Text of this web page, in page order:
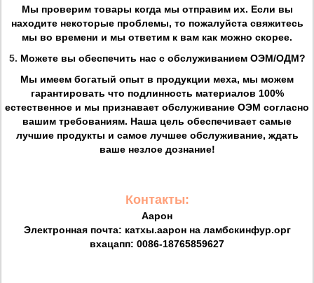
Мы проверим товары когда мы отправим их. Если вы
находите некоторые проблемы, то пожалуйста свяжитесь
мы во времени и мы ответим к вам как можно скорее.
5. Можете вы обеспечить нас с обслуживанием ОЭМ/ОДМ?
Мы имеем богатый опыт в продукции меха, мы можем
гарантировать что подлинность материалов 100%
естественное и мы признавает обслуживание ОЭМ согласно
вашим требованиям. Наша цель обеспечивает самые
лучшие продукты и самое лучшее обслуживание, ждать
ваше незлое дознание!
Контакты:
Аарон
Электронная почта: катхы.аарон на ламбскинфур.орг
вхацапп: 0086-18765859627